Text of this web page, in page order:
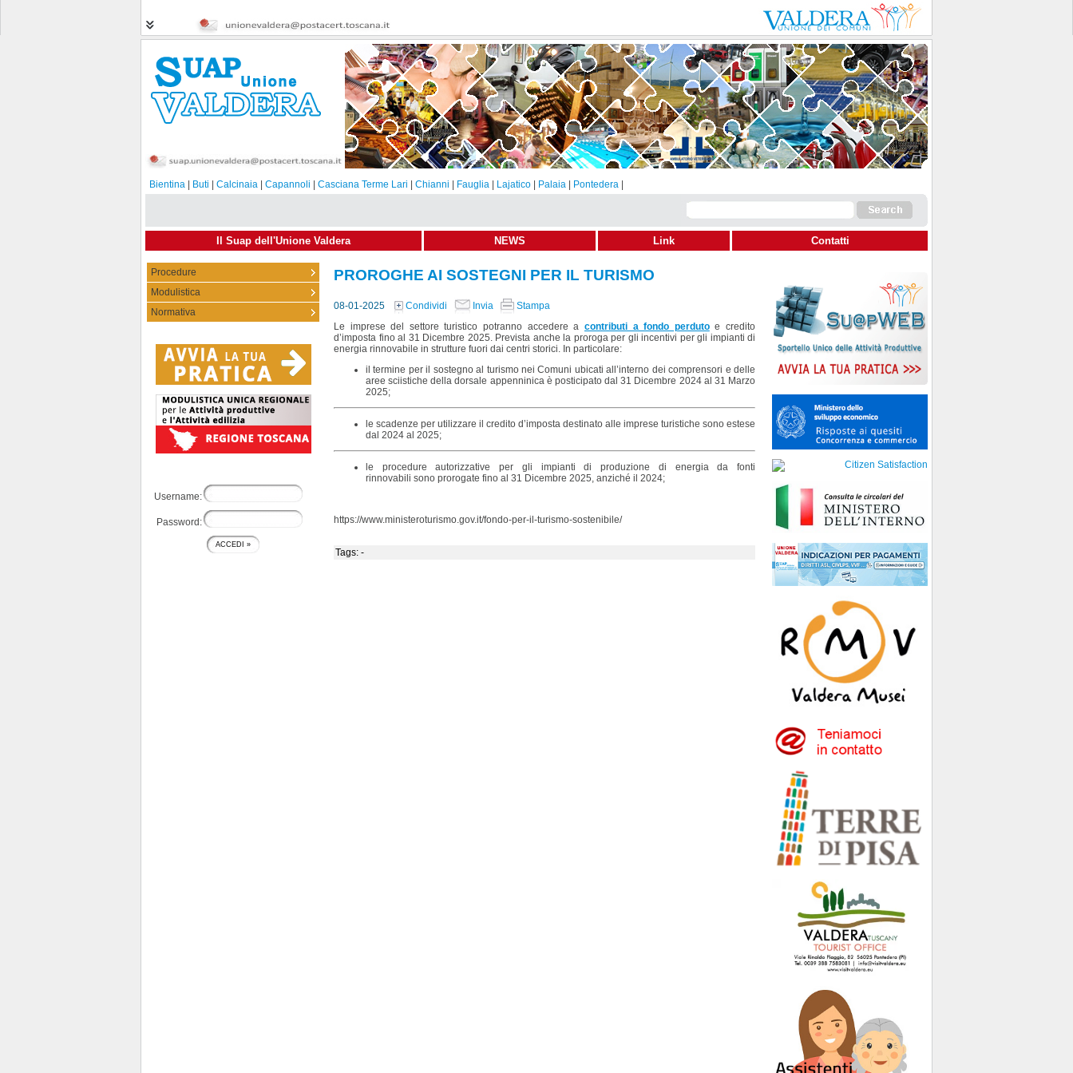
Bientina Buti Calcinaia Capannoli Casciana Terme Lari Chianni Fauglia Lajatico Palaia Pontedera
Il Suap dell'Unione Valdera NEWS Link Contatti
Procedure
Modulistica
Normativa
Username:
Password:
PROROGHE AI SOSTEGNI PER IL TURISMO
08-01-2025 Condividi Invia
Stampa
Le imprese del settore turistico potranno accedere a contributi a fondo perdutoe credito
d’imposta fino al 31 Dicembre 2025.Prevista anche la proroga per gli incentivi per gli impianti di
energia rinnovabile in strutture fuori dai centri storici. In particolare:
il termine per il sostegno al turismo nei Comuni ubicati all’interno dei comprensori e delle
aree sciistiche della dorsale appenninica è posticipato dal 31 Dicembre 2024 al 31 Marzo
2025;
le scadenze per utilizzare il credito d’imposta destinato alle imprese turistiche sono estese
dal 2024 al 2025;
le procedure autorizzative per gli impianti di produzione di energia da fonti
rinnovabili sono prorogate fino al 31 Dicembre 2025, anziché il 2024;
https://www.ministeroturismo.gov.it/fondo-per-il-turismo-sostenibile/
Tags: -